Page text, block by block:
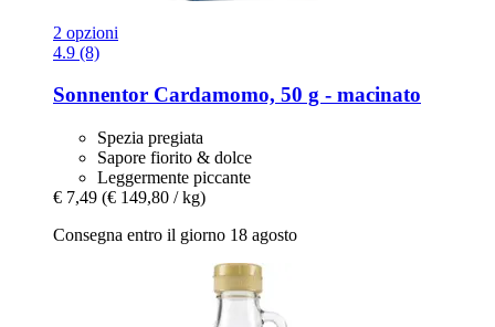
2 opzioni
4.9 (8)
Sonnentor Cardamomo, 50 g -​ macinato
Spezia pregiata
Sapore fiorito & dolce
Leggermente piccante
€ 7,49 (€ 149,80 / kg)
Consegna entro il giorno 18 agosto